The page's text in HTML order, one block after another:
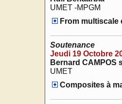
UMET -MPGM
From
Soutenance
Jeudi 19 Octobre
Bernard CAMPOS
UMET
Composites à